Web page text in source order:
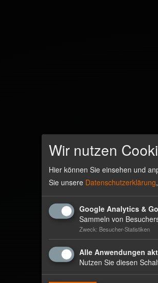
Wir nutzen
Hier können Sie einsehen und
Sie unsere Datenschutzerklärung
Google Analytics &
Sammeln von
Zweck: Besucher-Statistiken
Alle Anwendungen
Nutzen Sie diesen